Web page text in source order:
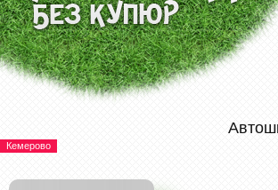
Кемерово